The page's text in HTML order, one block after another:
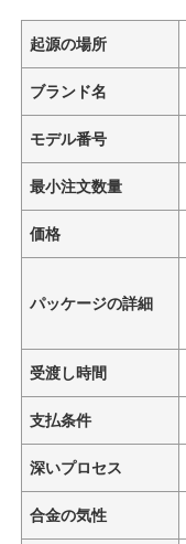
起源の場所
ブランド名
モデル番号
最小注文数量
価格
パッケージの詳細
受渡し時間
支払条件
深いプロセス
合金の気性